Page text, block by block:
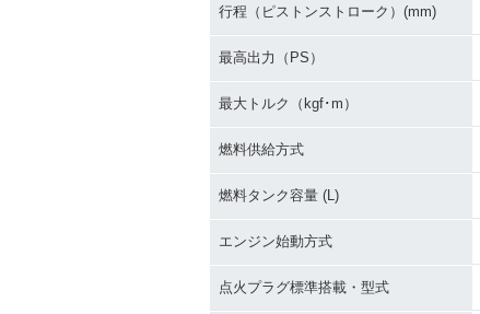
行程（ピストンストローク）(mm)
最高出力（PS）
最大トルク（kgf･m）
燃料供給方式
燃料タンク容量 (L)
エンジン始動方式
点火プラグ標準搭載・型式